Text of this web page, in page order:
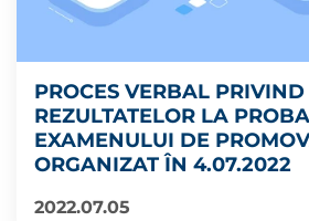
PROCES VERBAL
REZULTATELOR LA
EXAMENULUI DE
ORGANIZAT ÎN 4.07.2022
2022.07.05